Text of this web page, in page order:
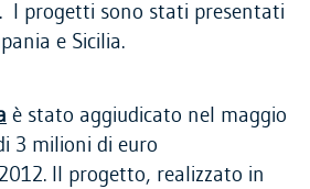
. I progetti sono stati presentati
e Sicilia.
è stato aggiudicato nel maggio
3 milioni di euro
Il progetto, realizzato in